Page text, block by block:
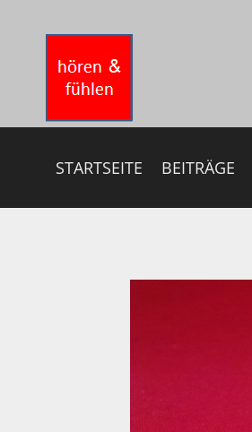
springen
STARTSEITE BEITRÄGE